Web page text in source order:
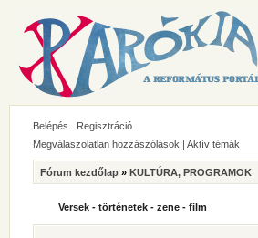
Belépés Regisztráció
Megválaszolatlan hozzászólások | Aktív témák
Fórum kezdőlap » KULTÚRA, PROGRAMOK
Versek - történetek - zene - film